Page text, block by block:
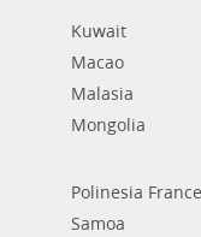
Kuwait
Macao
Malasia
Mongolia
Polinesia
Samoa